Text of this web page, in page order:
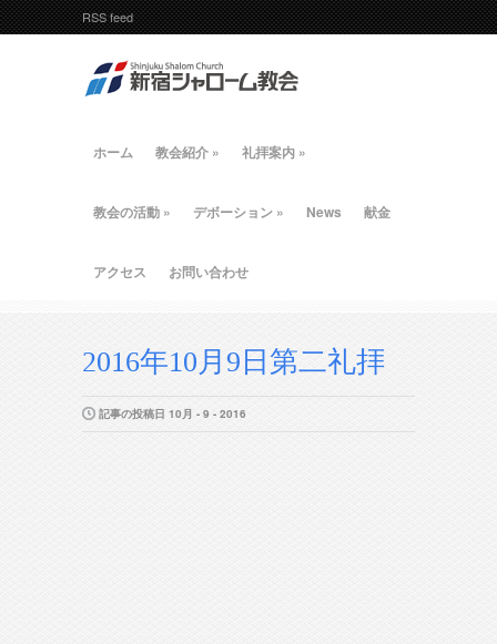
RSS feed
ホーム 教会紹介 » 礼拝案内 »
教会の活動 » デボーション » News 献金
アクセス お問い合わせ
2016年10月9日第二礼拝
記事の投稿日 10月 - 9 - 2016